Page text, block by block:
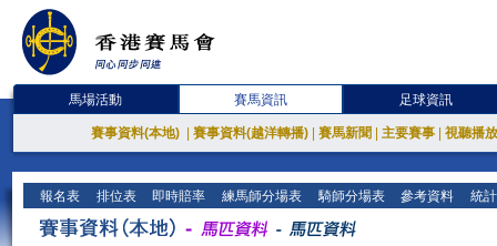
馬場活動 賽馬資訊 足球資訊
賽事資料(本地) 賽事資料(越洋轉播) 賽馬新聞 主要賽事 視聽播
報名表 排位表 即時賠率 練馬師分場表 騎師分場表 參考資料 統